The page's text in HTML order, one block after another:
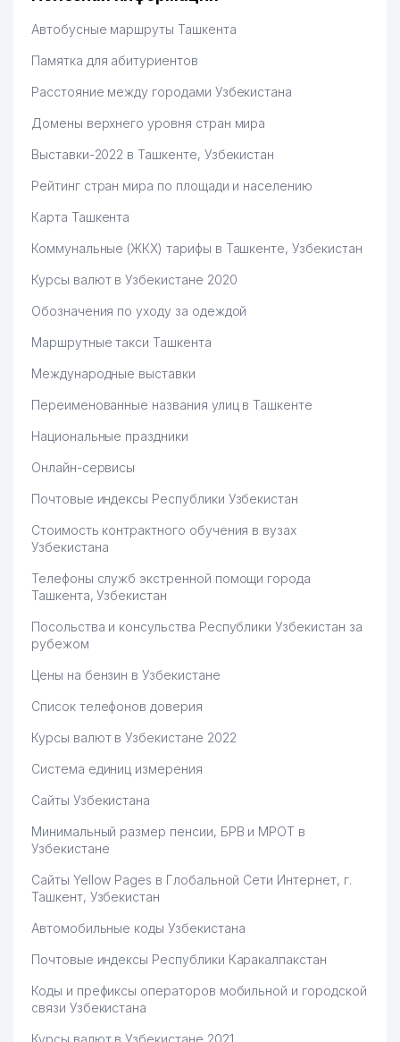
Автобусные маршруты Ташкента
Памятка для абитуриентов
Расстояние между городами Узбекистана
Домены верхнего уровня стран мира
Выставки-2022 в Ташкенте, Узбекистан
Рейтинг стран мира по площади и населению
Карта Ташкента
Коммунальные (ЖКХ) тарифы в Ташкенте, Узбекистан
Курсы валют в Узбекистане 2020
Обозначения по уходу за одеждой
Маршрутные такси Ташкента
Международные выставки
Переименованные названия улиц в Ташкенте
Национальные праздники
Онлайн-сервисы
Почтовые индексы Республики Узбекистан
Стоимость контрактного обучения в вузах
Узбекистана
Телефоны служб экстренной помощи города
Ташкента, Узбекистан
Посольства и консульства Республики Узбекистан за
рубежом
Цены на бензин в Узбекистане
Список телефонов доверия
Курсы валют в Узбекистане 2022
Система единиц измерения
Сайты Узбекистана
Минимальный размер пенсии, БРВ и МРОТ в
Узбекистане
Сайты Yellow Pages в Глобальной Сети Интернет, г.
Ташкент, Узбекистан
Автомобильные коды Узбекистана
Почтовые индексы Республики Каракалпакстан
Коды и префиксы операторов мобильной и городской
связи Узбекистана
Курсы валют в Узбекистане 2021